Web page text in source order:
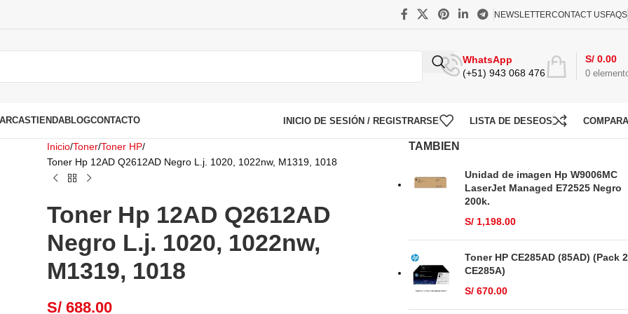
NEWSLETTERCONTACT USFAQS
WhatsApp
(+51) 943 068 476
0
S/ 0.00
TIENDABLOGCONTACTO INICIO DE SESIÓN / REGISTRARSE LISTA DE DESEOS
Inicio Toner Toner HP
Toner Hp 12AD Q2612AD Negro L.j. 1020, 1022nw, M1319, 1018
Toner Hp 12AD Q2612AD
Negro L.j. 1020, 1022nw,
M1319, 1018
S/ 688.00
TAMBIEN
Unidad de imagen Hp W9006MC
LaserJet Managed E72525 Negro
200k.
S/1,198.00
Toner HP CE285AD (85AD) (Pack 2
CE285A)
S/670.00